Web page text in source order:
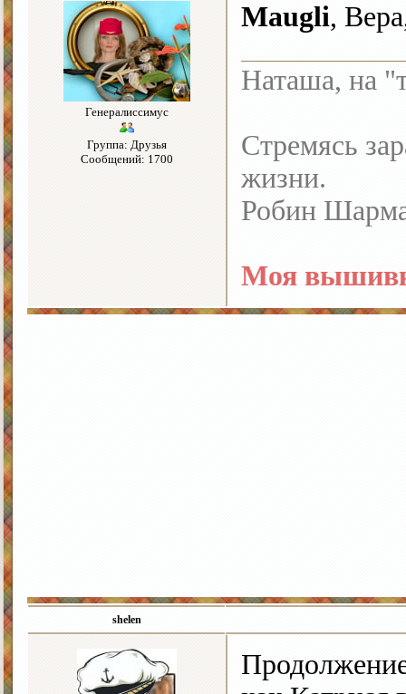
Генералиссимус
Группа: Друзья
Сообщений: 1700
Maugli,
Наташа, на
Стремясь
жизни.
Робин
Моя
shelen